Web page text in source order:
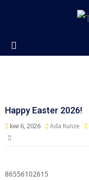
Happy Easter 2026!
kwi 6, 2026 Ada Kunze
86556102615